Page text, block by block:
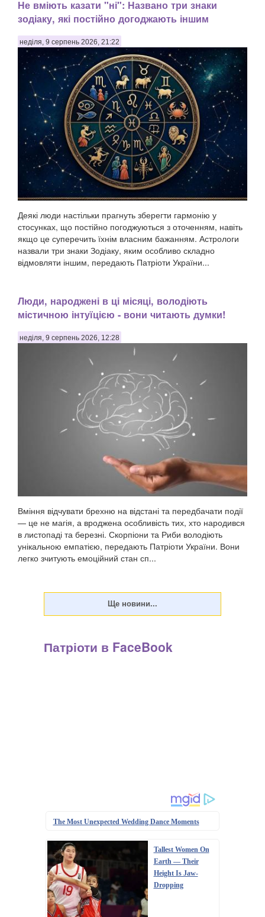
Не вміють казати "ні": Названо три знаки
зодіаку, які постійно догоджають іншим
неділя, 9 серпень 2026, 21:22
Деякі люди настільки прагнуть зберегти гармонію у
стосунках, що постійно погоджуються з оточенням, навіть
якщо це суперечить їхнім власним бажанням. Астрологи
назвали три знаки Зодіаку, яким особливо складно
відмовляти іншим, передають Патріоти України...
Люди, народжені в ці місяці, володіють
містичною інтуїцією - вони читають думки!
неділя, 9 серпень 2026, 12:28
Вміння відчувати брехню на відстані та передбачати події
— це не магія, а вроджена особливість тих, хто народився
в листопаді та березні. Скорпіони та Риби володіють
унікальною емпатією, передають Патріоти України. Вони
легко зчитують емоційний стан сп...
Патріоти в FaceBook
The Most Unexpected Wedding Dance Moments
Tallest Women On
Earth — Their
Height Is Jaw-
Dropping